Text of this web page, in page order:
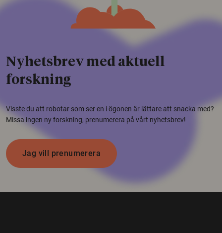
Nyhetsbrev med aktuell
forskning
Visste du att robotar som ser en i ögonen är lättare att snacka med?
Missa ingen ny forskning, prenumerera på vårt nyhetsbrev!
Jag vill prenumerera